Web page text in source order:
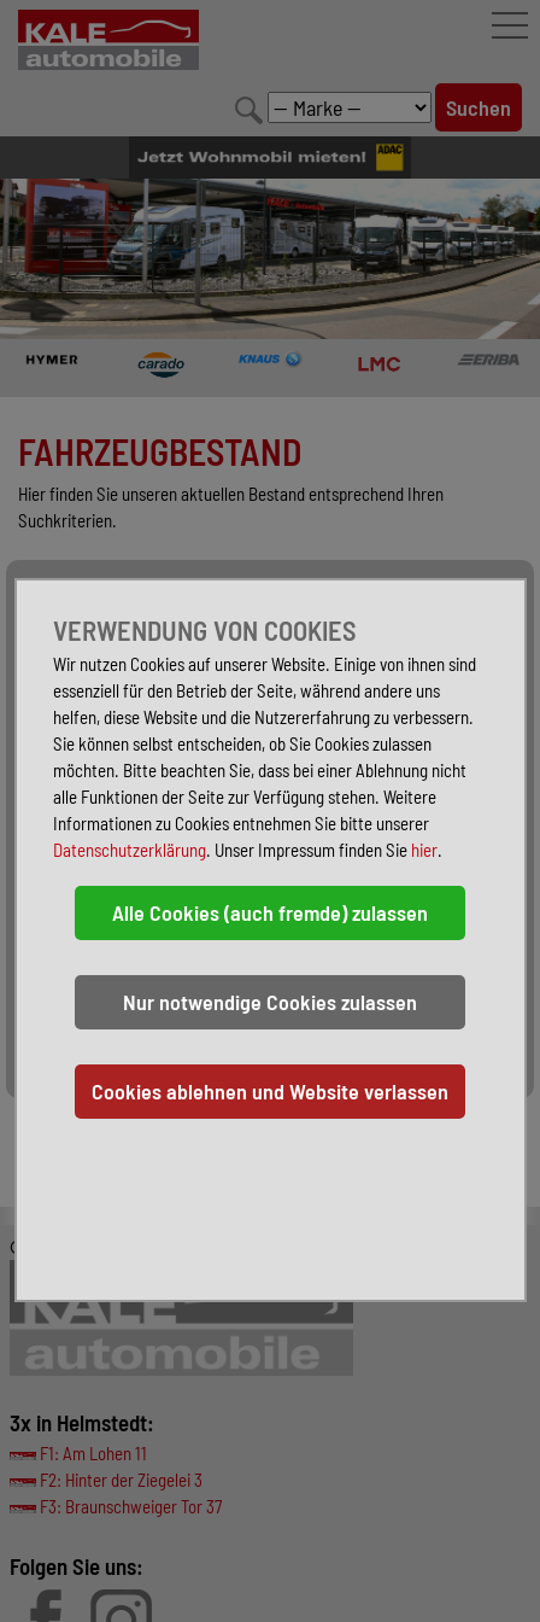
FAHRZEUGBESTAND
LEISTUNGEN
KONFIGURATOR
MARKENWELT
UNTERNEHMEN
FAHRZEUGBESTAND
Hier finden Sie unseren aktuellen Bestand entsprechend Ihren
Suchkriterien.
Alle Fahrzeuge
Sortieren:
© KALE-Automobile GmbH
3x in Helmstedt:
F1: Am Lohen 11
F2: Hinter der Ziegelei 3
F3: Braunschweiger Tor 37
Folgen Sie uns:
VERWENDUNG VON COOKIES
Wir nutzen Cookies auf unserer Website. Einige von ihnen sind
essenziell für den Betrieb der Seite, während andere uns
helfen, diese Website und die Nutzererfahrung zu verbessern.
Sie können selbst entscheiden, ob Sie Cookies zulassen
möchten. Bitte beachten Sie, dass bei einer Ablehnung nicht
alle Funktionen der Seite zur Verfügung stehen. Weitere
Informationen zu Cookies entnehmen Sie bitte unserer
Datenschutzerklärung. Unser Impressum finden Sie hier.